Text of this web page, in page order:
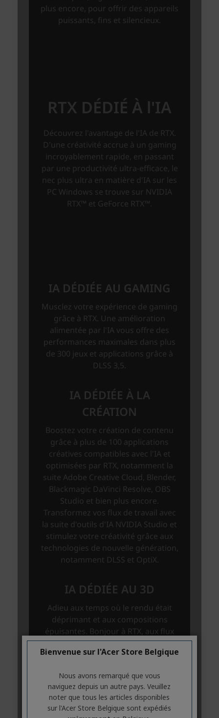
Bienvenue sur l'Acer Store Belgique
Nous avons remarqué que vous
naviguez depuis un autre pays. Veuillez
noter que tous les articles disponibles
sur l'Acer Store Belgique sont expédiés